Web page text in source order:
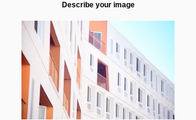
Describe your image